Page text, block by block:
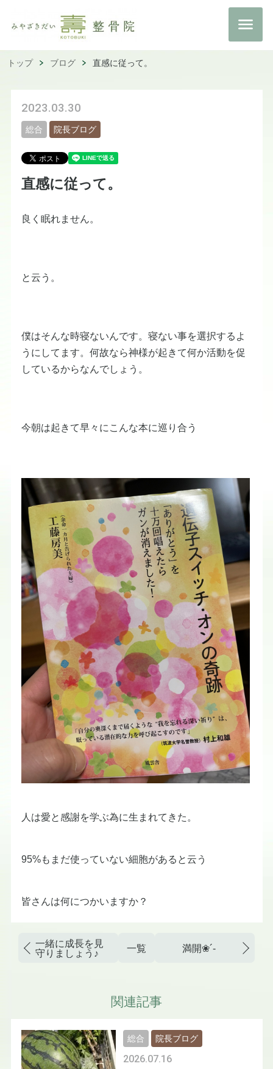
トップ ブログ 直感に従って。
2023.03.30
総合 院長ブログ
直感に従って。
良く眠れません。
と云う。
僕はそんな時寝ないんです。寝ない事を選択するよ
うにしてます。何故なら神様が起きて何か活動を促
しているからなんでしょう。
今朝は起きて早々にこんな本に巡り合う
人は愛と感謝を学ぶ為に生まれてきた。
95%もまだ使っていない細胞があると云う
皆さんは何につかいますか？
一緒に成長を見
守りましょう♪
一覧 満開❀´-
関連記事
2026.07.16
総合 院長ブログ